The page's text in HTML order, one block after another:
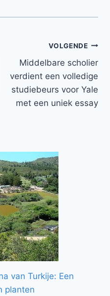
VOLGENDE
Middelbare scholier
verdient een volledige
studiebeurs voor Yale
met een uniek essay
van Turkije: Een
planten